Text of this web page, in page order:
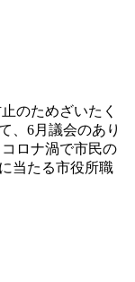
のためざいたく
、6月議会のあり
ロナ渦で市民の
当たる市役所職